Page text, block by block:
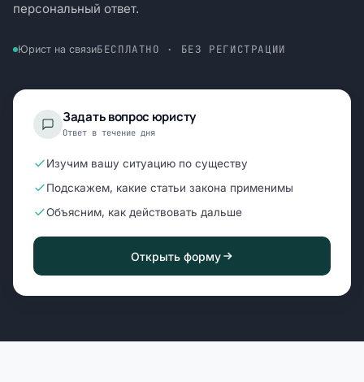
персональный ответ.
Юрист на связиБЕСПЛАТНО · БЕЗ РЕГИСТРАЦИИ
Задать вопрос юристу
Ответ в течение дня
Изучим вашу ситуацию по существу
Подскажем, какие статьи закона применимы
Объясним, как действовать дальше
Открыть форму